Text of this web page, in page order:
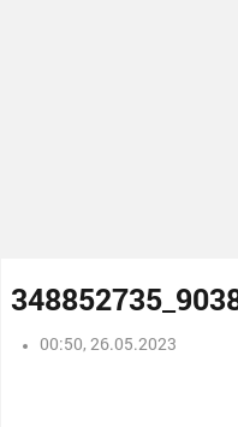
00:50, 26.05.2023